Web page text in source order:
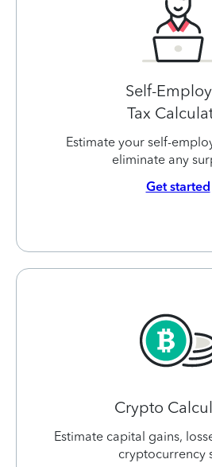
Self-
Tax
Estimate your self-
eliminate any
Get started
Crypto
Estimate capital gains,
cryptocurrency